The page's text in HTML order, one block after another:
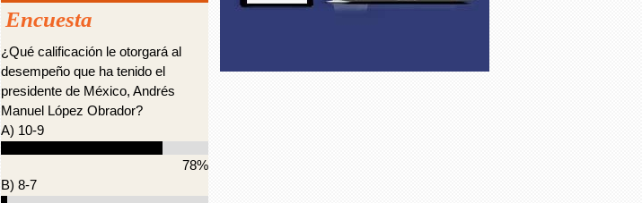
Encuesta
¿Qué calificación le otorgará al
desempeño que ha tenido el
presidente de México, Andrés
Manuel López Obrador?
A) 10-9
78%
B) 8-7